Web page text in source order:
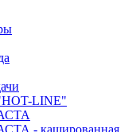
LINE"
- кашированная